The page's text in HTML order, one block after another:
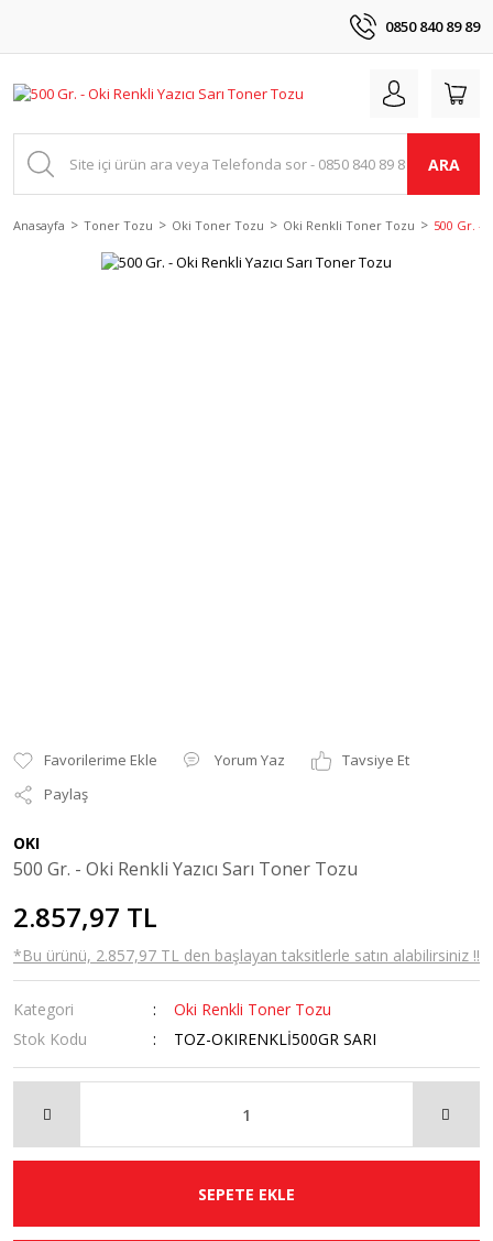
0850 840 89 89
ARA
Anasayfa Toner Tozu Oki Toner Tozu Oki Renkli Toner Tozu 500 Gr. -
Yorum Yaz
Tavsiye Et
Paylaş
OKI
500 Gr. - Oki Renkli Yazıcı Sarı Toner Tozu
2.857,97 TL
*Bu ürünü, 2.857,97 TL den başlayan taksitlerle satın alabilirsiniz !!
Kategori
Oki Renkli Toner Tozu
Stok Kodu
TOZ-OKIRENKLİ500GR SARI
SEPETE EKLE